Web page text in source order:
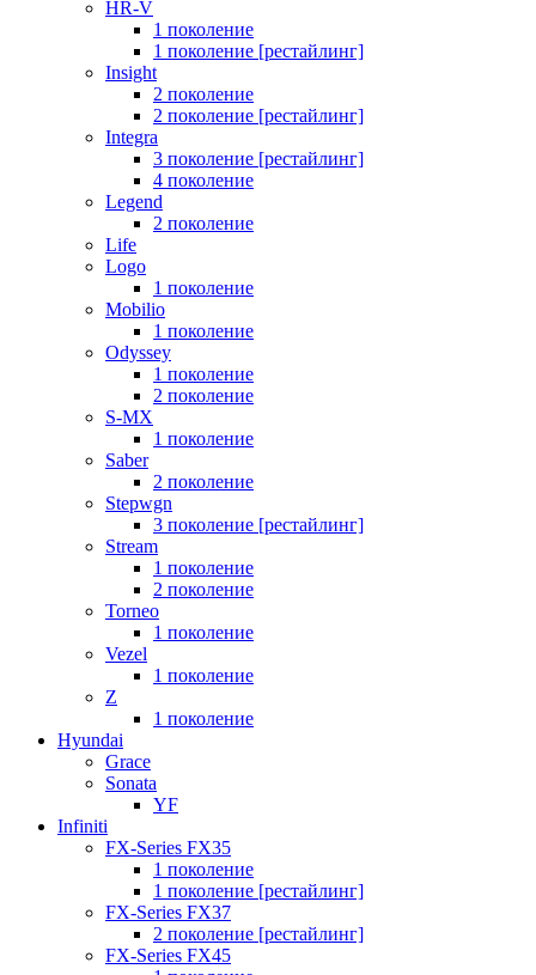
HR-V
1 поколение
1 поколение [рестайлинг]
Insight
2 поколение
2 поколение [рестайлинг]
Integra
3 поколение [рестайлинг]
4 поколение
Legend
2 поколение
Life
Logo
1 поколение
Mobilio
1 поколение
Odyssey
1 поколение
2 поколение
S-MX
1 поколение
Saber
2 поколение
Stepwgn
3 поколение [рестайлинг]
Stream
1 поколение
2 поколение
Torneo
1 поколение
Vezel
1 поколение
Z
1 поколение
Hyundai
Grace
Sonata
YF
Infiniti
FX-Series FX35
1 поколение
1 поколение [рестайлинг]
FX-Series FX37
2 поколение [рестайлинг]
FX-Series FX45